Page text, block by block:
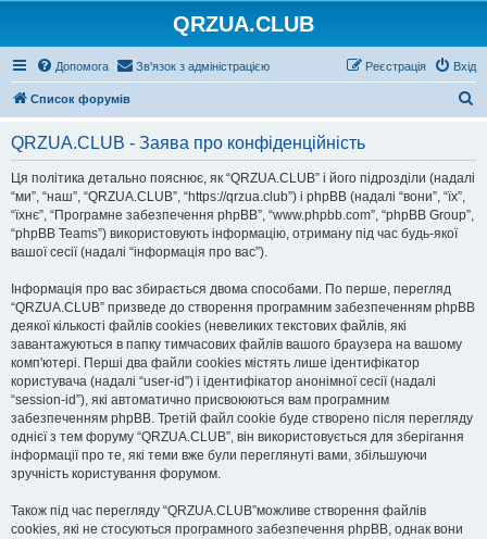
QRZUA.CLUB
Допомога Зв'язок з адміністрацією Вхід
Реєстрація
Список форумів
QRZUA.CLUB - Заява про конфіденційність
Ця політика детально пояснює, як “QRZUA.CLUB” і його підрозділи (надалі
“ми”, “наш”, “QRZUA.CLUB”, “https://qrzua.club”) і phpBB (надалі “вони”, “їх”,
“їхнє”, “Програмне забезпечення phpBB”, “www.phpbb.com”, “phpBB Group”,
“phpBB Teams”) використовують інформацію, отриману під час будь-якої
вашої сесії (надалі “інформація про вас”).
Інформація про вас збирається двома способами. По перше, перегляд
“QRZUA.CLUB” призведе до створення програмним забезпеченням phpBB
деякої кількості файлів cookies (невеликих текстових файлів, які
завантажуються в папку тимчасових файлів вашого браузера на вашому
комп'ютері. Перші два файли cookies містять лише ідентифікатор
користувача (надалі “user-id”) і ідентифікатор анонімної сесії (надалі
“session-id”), які автоматично присвоюються вам програмним
забезпеченням phpBB. Третій файл cookie буде створено після перегляду
однієї з тем форуму “QRZUA.CLUB”, він використовується для зберігання
інформації про те, які теми вже були переглянуті вами, збільшуючи
зручність користування форумом.
Також під час перегляду “QRZUA.CLUB”можливе створення файлів
cookies, які не стосуються програмного забезпечення phpBB, однак вони